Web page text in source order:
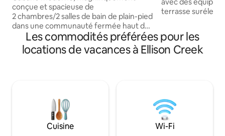
conçue et spacieuse de
2 chambres/2 salles de bain de plain-pied
dans une communauté fermée haut de
gamme. Situé sur le flanc de la
montagne avec des vues incroyables
tout autour. La maison est située dans
de Ruin Hill où vous pourrez voir des
ruines amérindiennes ou asseyez-vous
dans le patio arrière et profitez des
visiteurs wapitis. À seulement 1 h 45 de la
terrasse
l'expérience
incroyable que
Lisez un livre
road trip en famille. Pine a un centre-
animé avec des
et se trouve à
voiture de
Les commodités préférées pour les
locations de vacances à Ellison Creek
Cuisine Wi-Fi